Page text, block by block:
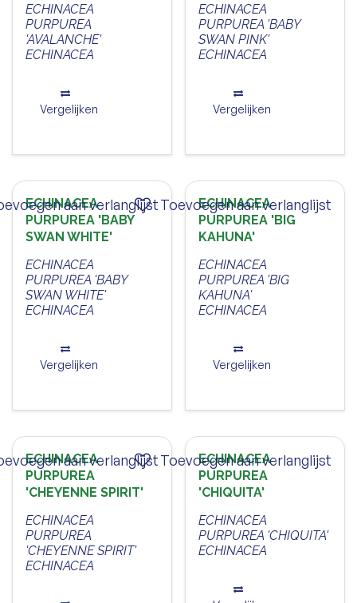
ECHINACEA
PURPUREA
'AVALANCHE'
ECHINACEA
Vergelijken
ECHINACEA
PURPUREA 'BABY
SWAN PINK'
ECHINACEA
Vergelijken
ECHINACEA
PURPUREA 'BABY
SWAN WHITE'
ECHINACEA
PURPUREA 'BABY
SWAN WHITE'
ECHINACEA
Vergelijken
aan verlanglijst
ECHINACEA
PURPUREA 'BIG
KAHUNA'
ECHINACEA
PURPUREA 'BIG
KAHUNA'
ECHINACEA
Vergelijken
Toevoegen aan verlanglijst
ECHINACEA
PURPUREA
'CHEYENNE SPIRIT'
ECHINACEA
PURPUREA
'CHEYENNE SPIRIT'
ECHINACEA
aan verlanglijst
ECHINACEA
PURPUREA
'CHIQUITA'
ECHINACEA
PURPUREA 'CHIQUITA'
ECHINACEA
Toevoegen aan verlanglijst